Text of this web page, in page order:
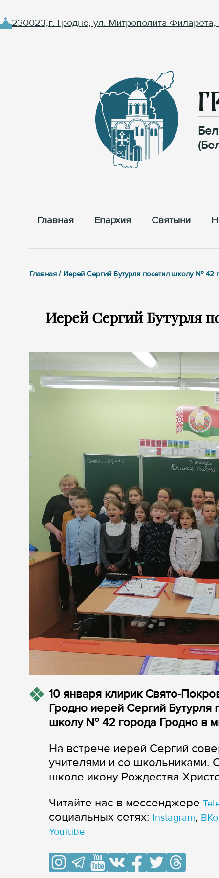
230023,г. Гродно, ул. Митрополита Филарета,
Главная Епархия Cвятыни
Главная / Иерей Сергий Бутурля посетил школу № 42
Иерей Сергий Бутурля
10 января клирик Свято-
Гродно иерей Сергий
школу № 42 города Гродно в
На встрече иерей Сергий
учителями и со школьниками.
школе икону Рождества
Читайте нас в мессенджере
cоциальных сетях: Instagram,
YouTube